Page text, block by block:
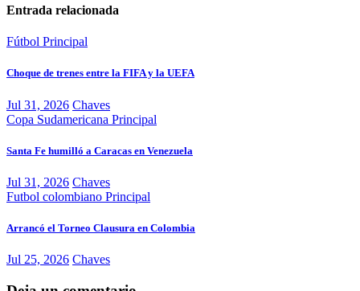
Entrada relacionada
Fútbol Principal
Choque de trenes entre la FIFA y la UEFA
Jul 31, 2026 Chaves
Copa Sudamericana Principal
Santa Fe humilló a Caracas en Venezuela
Jul 31, 2026 Chaves
Futbol colombiano Principal
Arrancó el Torneo Clausura en Colombia
Jul 25, 2026 Chaves